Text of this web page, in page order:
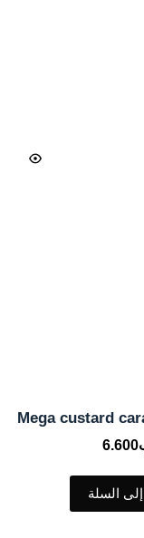
Mega custard
6.600
السلة